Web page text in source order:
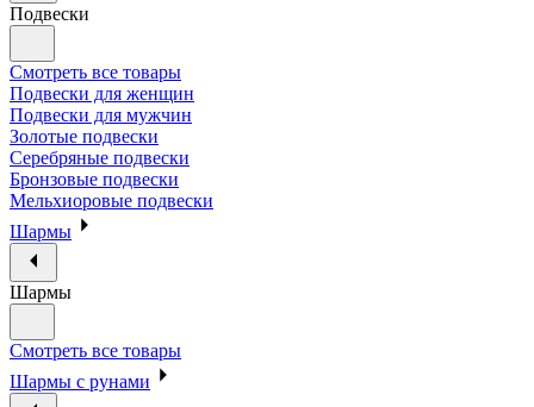
Подвески
Смотреть все товары
Подвески для женщин
Подвески для мужчин
Золотые подвески
Серебряные подвески
Бронзовые подвески
Мельхиоровые подвески
Шармы
Шармы
Смотреть все товары
Шармы с рунами